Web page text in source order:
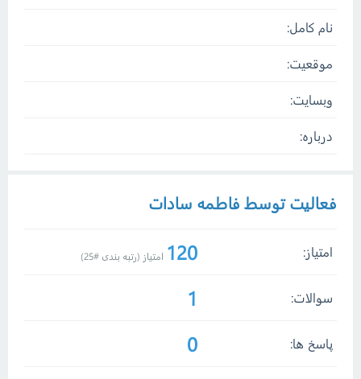
نام کامل:
موقعیت:
وبسایت:
درباره:
فعالیت توسط فاطمه سادات
امتیاز: 120 امتیاز (رتبه بندی #25
)
سوالات: 1
پاسخ ها:
0